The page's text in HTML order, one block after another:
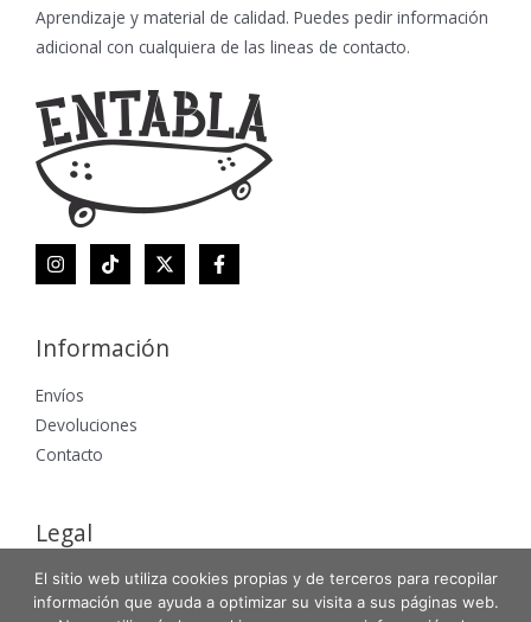
Aprendizaje y material de calidad. Puedes pedir información
adicional con cualquiera de las lineas de contacto.
Información
Envíos
Devoluciones
Contacto
Legal
Aviso Legal
Política de Privacidad
El sitio web utiliza cookies propias y de terceros para recopilar
información que ayuda a optimizar su visita a sus páginas web.